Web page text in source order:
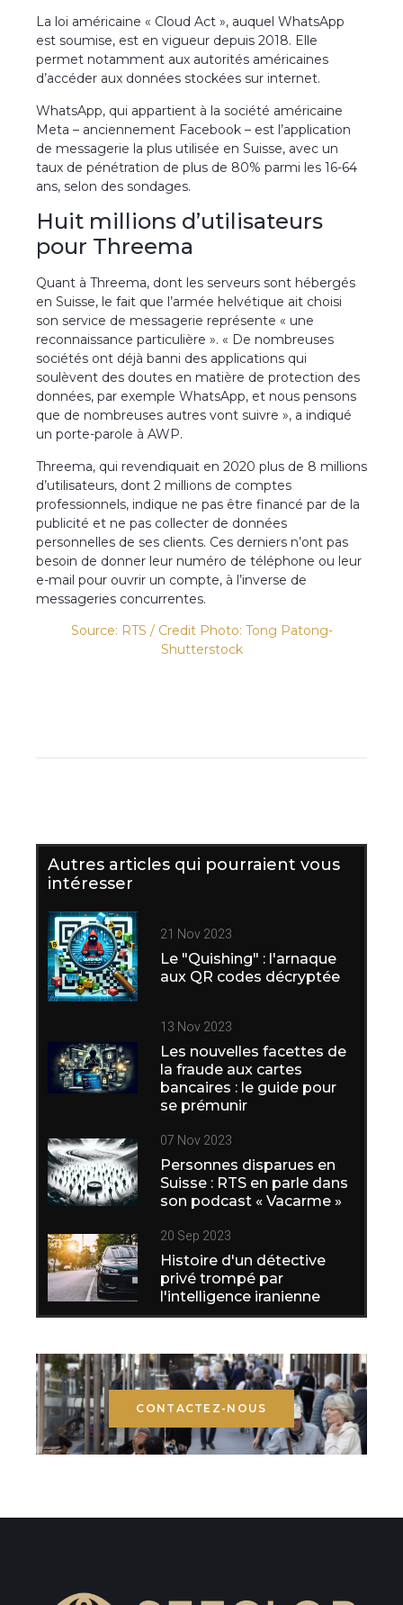
La loi américaine « Cloud Act », auquel WhatsApp
est soumise, est en vigueur depuis 2018. Elle
permet notamment aux autorités américaines
d’accéder aux données stockées sur internet.
WhatsApp, qui appartient à la société américaine
Meta – anciennement Facebook – est l’application
de messagerie la plus utilisée en Suisse, avec un
taux de pénétration de plus de 80% parmi les 16-64
ans, selon des sondages.
Huit millions d’utilisateurs
pour Threema
Quant à Threema, dont les serveurs sont hébergés
en Suisse, le fait que l’armée helvétique ait choisi
son service de messagerie représente « une
reconnaissance particulière ». « De nombreuses
sociétés ont déjà banni des applications qui
soulèvent des doutes en matière de protection des
données, par exemple WhatsApp, et nous pensons
que de nombreuses autres vont suivre », a indiqué
un porte-parole à AWP.
Threema, qui revendiquait en 2020 plus de 8 millions
d’utilisateurs, dont 2 millions de comptes
professionnels, indique ne pas être financé par de la
publicité et ne pas collecter de données
personnelles de ses clients. Ces derniers n’ont pas
besoin de donner leur numéro de téléphone ou leur
e-mail pour ouvrir un compte, à l’inverse de
messageries concurrentes.
Source: RTS / Credit Photo: Tong Patong-
Shutterstock
Autres articles qui pourraient vous
intéresser
21 Nov 2023
Le "Quishing" : l'arnaque
aux QR codes décryptée
13 Nov 2023
Les nouvelles facettes de
la fraude aux cartes
bancaires : le guide pour
se prémunir
07 Nov 2023
Personnes disparues en
Suisse : RTS en parle dans
son podcast « Vacarme »
20 Sep 2023
Histoire d'un détective
privé trompé par
l'intelligence iranienne
CONTACTEZ-NOUS